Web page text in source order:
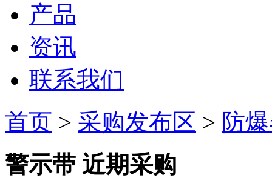
产品
资讯
联系我们
首页 > 采购发布区 > 防
警示带 近期采购